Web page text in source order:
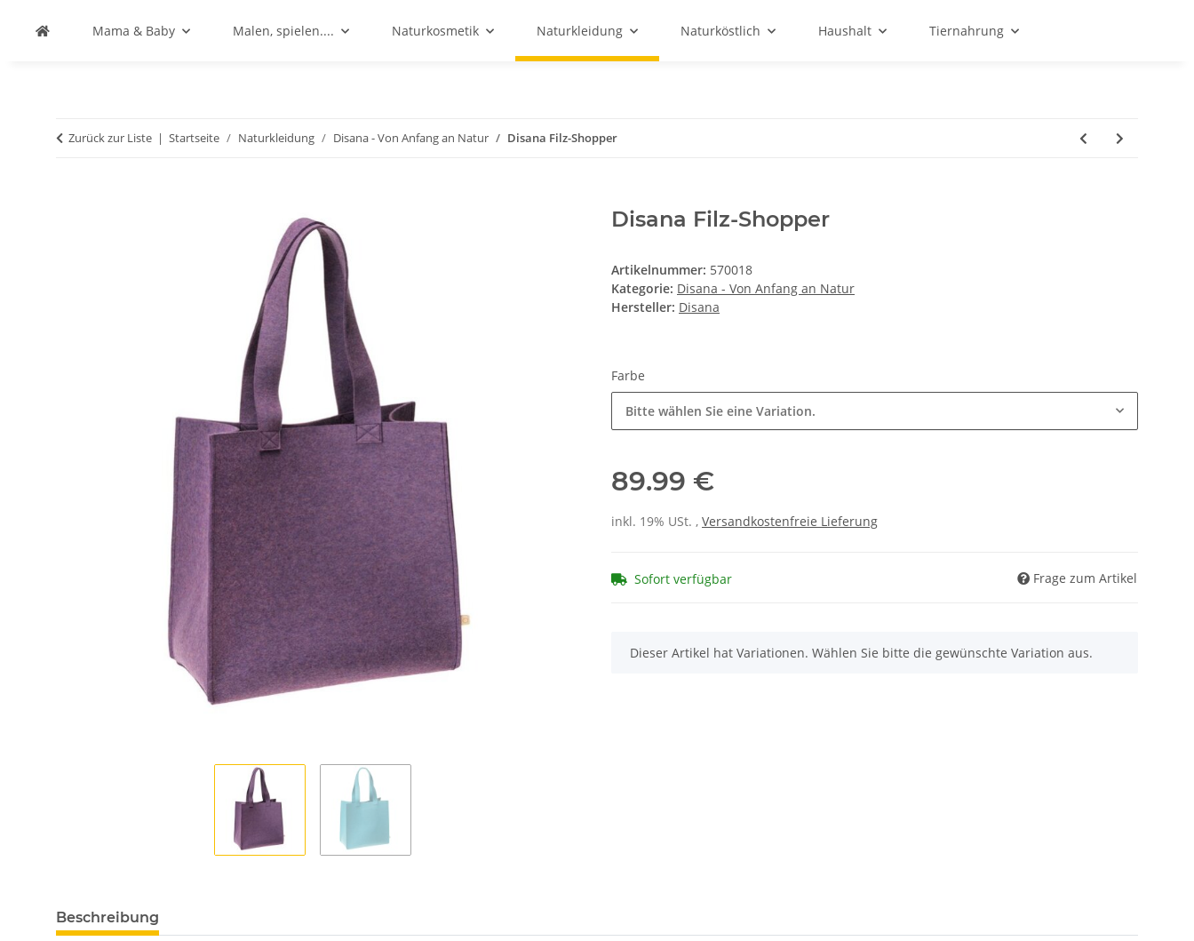
Mama & Baby Malen, spielen.... Naturkosmetik Naturkleidung Naturköstlich Haushalt Tiernahrung
Zurück zur Liste Startseite Naturkleidung Disana - Von Anfang an Natur Disana Filz-Shopper
Disana Filz-Shopper
Artikelnummer: 570018
Kategorie: Disana - Von Anfang an Natur
Hersteller: Disana
Farbe
Bitte wählen Sie eine Variation.
89.99 €
inkl. 19% USt. , Versandkostenfreie Lieferung
Sofort verfügbar Frage zum Artikel
x
Dieser Artikel hat Variationen. Wählen Sie bitte die gewünschte Variation aus.
Beschreibung